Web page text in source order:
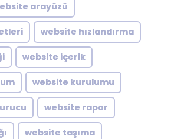
arayüzü
website hızlandırma
website içerik
website kurulumu
website rapor
website taşıma